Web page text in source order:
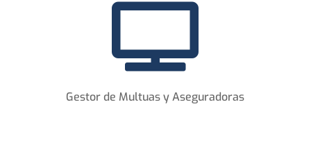

Gestor de Multuas y Aseguradoras